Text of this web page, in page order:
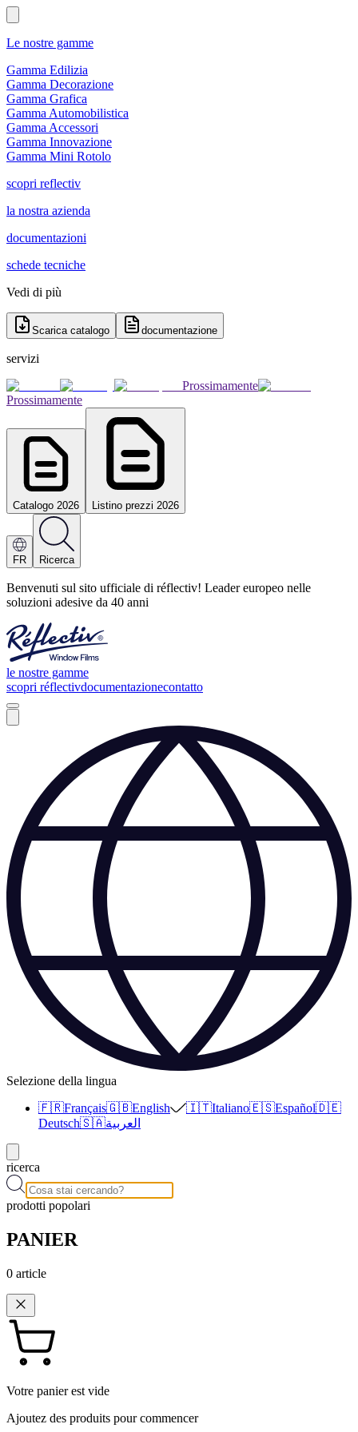
Le nostre gamme
Gamma Edilizia
Gamma Decorazione
Gamma Grafica
Gamma Automobilistica
Gamma Accessori
Gamma Innovazione
Gamma Mini Rotolo
scopri reflectiv
la nostra azienda
documentazioni
schede tecniche
Vedi di più
Scarica catalogo documentazione
servizi
Prossimamente
Prossimamente
Catalogo 2026 Listino prezzi 2026
FR Ricerca
Benvenuti sul sito ufficiale di réflectiv! Leader europeo nelle
soluzioni adesive da 40 anni
le nostre gamme
scopri réflectivdocumentazionecontatto
Selezione della lingua
🇫🇷Français🇬🇧English 🇮🇹Italiano🇪🇸Español🇩🇪
Deutsch🇸🇦العربية
ricerca
prodotti popolari
PANIER
0 article
Votre panier est vide
Ajoutez des produits pour commencer